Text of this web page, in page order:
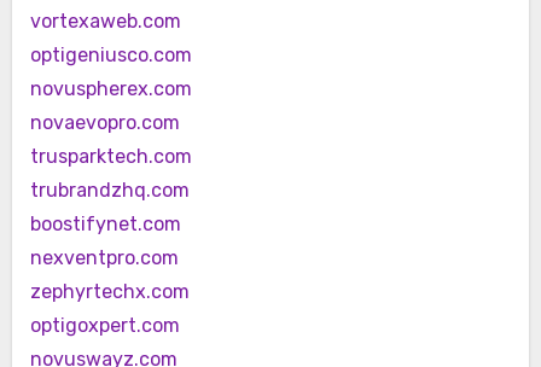
vortexaweb.com
optigeniusco.com
novuspherex.com
novaevopro.com
trusparktech.com
trubrandzhq.com
boostifynet.com
nexventpro.com
zephyrtechx.com
optigoxpert.com
novuswayz.com